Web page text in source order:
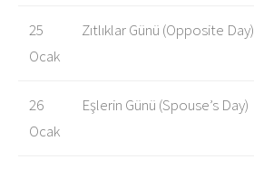
25
Ocak
Zıtlıklar Günü (Opposite Day)
26
Ocak
Eşlerin Günü (Spouse’s Day)